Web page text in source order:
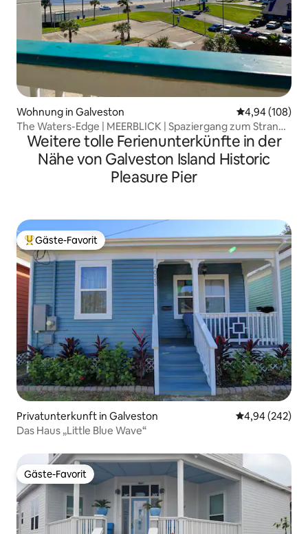
Wohnung in Galveston
4,94 (108)
The Waters-Edge | MEERBLICK | Spaziergang zum Strand |
POOL
Weitere tolle Ferienunterkünfte in der
Nähe von Galveston Island Historic
Pleasure Pier
Beliebter Gäste-Favorit.
Gäste-Favorit
Privatunterkunft in Galveston
4,94 (242)
Das Haus „Little Blue Wave“
Gäste-Favorit
Gäste-Favorit